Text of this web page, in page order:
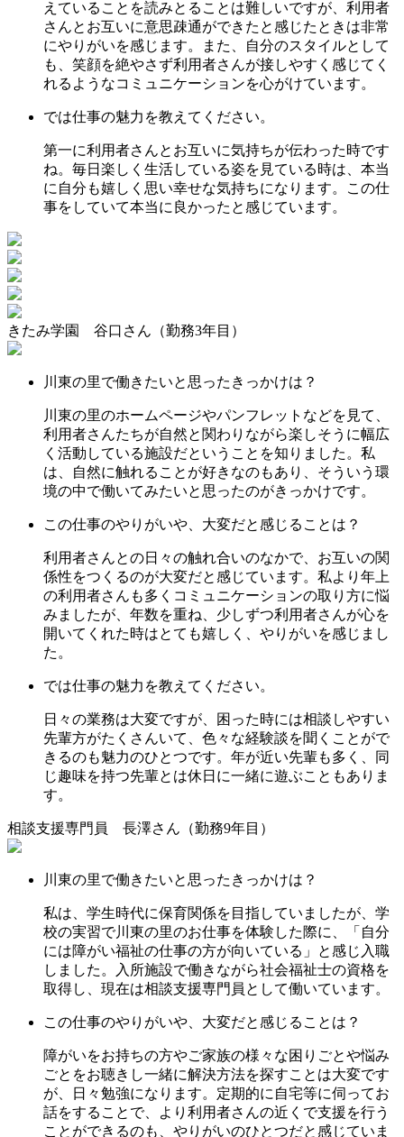
えていることを読みとることは難しいですが、利用者
さんとお互いに意思疎通ができたと感じたときは非常
にやりがいを感じます。また、自分のスタイルとして
も、笑顔を絶やさず利用者さんが接しやすく感じてく
れるようなコミュニケーションを心がけています。
では仕事の魅力を教えてください。
第一に利用者さんとお互いに気持ちが伝わった時です
ね。毎日楽しく生活している姿を見ている時は、本当
に自分も嬉しく思い幸せな気持ちになります。この仕
事をしていて本当に良かったと感じています。
きたみ学園 谷口 さん （勤務3年目）
川東の里で働きたいと思ったきっかけは？
川東の里のホームページやパンフレットなどを見て、
利用者さんたちが自然と関わりながら楽しそうに幅広
く活動している施設だということを知りました。私
は、自然に触れることが好きなのもあり、そういう環
境の中で働いてみたいと思ったのがきっかけです。
この仕事のやりがいや、大変だと感じることは？
利用者さんとの日々の触れ合いのなかで、お互いの関
係性をつくるのが大変だと感じています。私より年上
の利用者さんも多くコミュニケーションの取り方に悩
みましたが、年数を重ね、少しずつ利用者さんが心を
開いてくれた時はとても嬉しく、やりがいを感じまし
た。
では仕事の魅力を教えてください。
日々の業務は大変ですが、困った時には相談しやすい
先輩方がたくさんいて、色々な経験談を聞くことがで
きるのも魅力のひとつです。年が近い先輩も多く、同
じ趣味を持つ先輩とは休日に一緒に遊ぶこともありま
す。
相談支援専門員 長澤さん （勤務9年目）
川東の里で働きたいと思ったきっかけは？
私は、学生時代に保育関係を目指していましたが、学
校の実習で川東の里のお仕事を体験した際に、「自分
には障がい福祉の仕事の方が向いている」と感じ入職
しました。入所施設で働きながら社会福祉士の資格を
取得し、現在は相談支援専門員として働いています。
この仕事のやりがいや、大変だと感じることは？
障がいをお持ちの方やご家族の様々な困りごとや悩み
ごとをお聴きし一緒に解決方法を探すことは大変です
が、日々勉強になります。定期的に自宅等に伺ってお
話をすることで、より利用者さんの近くで支援を行う
ことができるのも、やりがいのひとつだと感じていま